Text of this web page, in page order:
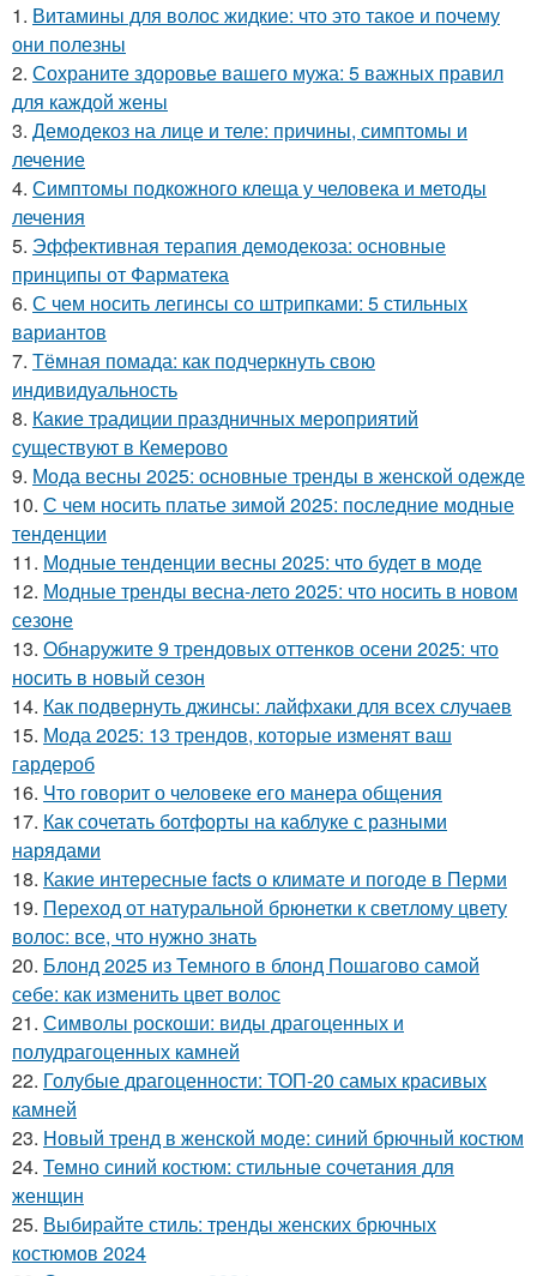
1. Витамины для волос жидкие: что это такое и почему
они полезны
2. Сохраните здоровье вашего мужа: 5 важных правил
для каждой жены
3. Демодекоз на лице и теле: причины, симптомы и
лечение
4. Симптомы подкожного клеща у человека и методы
лечения
5. Эффективная терапия демодекоза: основные
принципы от Фарматека
6. С чем носить легинсы со штрипками: 5 стильных
вариантов
7. Тёмная помада: как подчеркнуть свою
индивидуальность
8. Какие традиции праздничных мероприятий
существуют в Кемерово
9. Мода весны 2025: основные тренды в женской одежде
10. С чем носить платье зимой 2025: последние модные
тенденции
11. Модные тенденции весны 2025: что будет в моде
12. Модные тренды весна-лето 2025: что носить в новом
сезоне
13. Обнаружите 9 трендовых оттенков осени 2025: что
носить в новый сезон
14. Как подвернуть джинсы: лайфхаки для всех случаев
15. Мода 2025: 13 трендов, которые изменят ваш
гардероб
16. Что говорит о человеке его манера общения
17. Как сочетать ботфорты на каблуке с разными
нарядами
18. Какие интересные facts о климате и погоде в Перми
19. Переход от натуральной брюнетки к светлому цвету
волос: все, что нужно знать
20. Блонд 2025 из Темного в блонд Пошагово самой
себе: как изменить цвет волос
21. Символы роскоши: виды драгоценных и
полудрагоценных камней
22. Голубые драгоценности: ТОП-20 самых красивых
камней
23. Новый тренд в женской моде: синий брючный костюм
24. Темно синий костюм: стильные сочетания для
женщин
25. Выбирайте стиль: тренды женских брючных
костюмов 2024